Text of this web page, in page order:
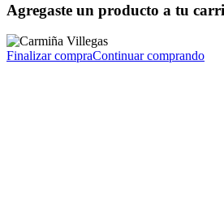
Agregaste un producto a tu
Finalizar compraContinuar comprando